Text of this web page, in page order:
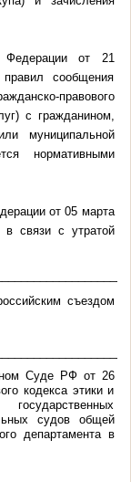
Федерации от 21
сообщения
правового
с гражданином,
муниципальной
нормативными
от 05 марта
связи с утратой
съездом
Суде РФ от 26
кодекса этики и
судов общей
департамента в